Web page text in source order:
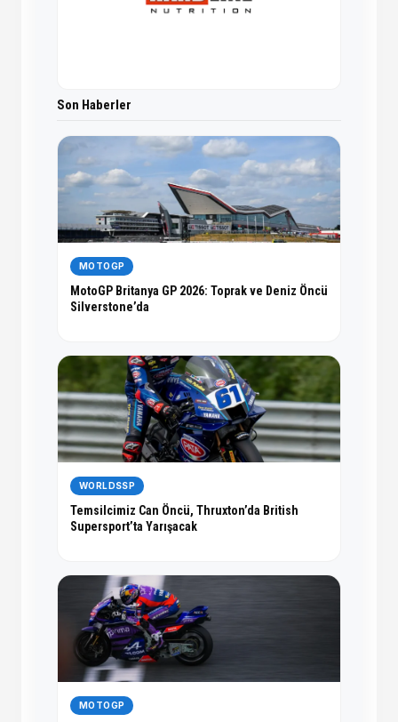
Son Haberler
MOTOGP
MotoGP Britanya GP 2026: Toprak ve Deniz Öncü
Silverstone’da
WORLDSSP
Temsilcimiz Can Öncü, Thruxton’da British
Supersport’ta Yarışacak
MOTOGP